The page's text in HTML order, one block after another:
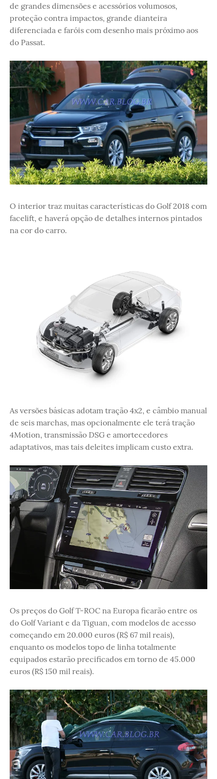
de grandes dimensões e acessórios volumosos,
proteção contra impactos, grande dianteira
diferenciada e faróis com desenho mais próximo aos
do Passat.
O interior traz muitas características do Golf 2018 com
facelift, e haverá opção de detalhes internos pintados
na cor do carro.
As versões básicas adotam tração 4x2, e câmbio manual
de seis marchas, mas opcionalmente ele terá tração
4Motion, transmissão DSG e amortecedores
adaptativos, mas tais deleites implicam custo extra.
Os preços do Golf T-ROC na Europa ficarão entre os
do Golf Variant e da Tiguan, com modelos de acesso
começando em 20.000 euros (R$ 67 mil reais),
enquanto os modelos topo de linha totalmente
equipados estarão precificados em torno de 45.000
euros (R$ 150 mil reais).